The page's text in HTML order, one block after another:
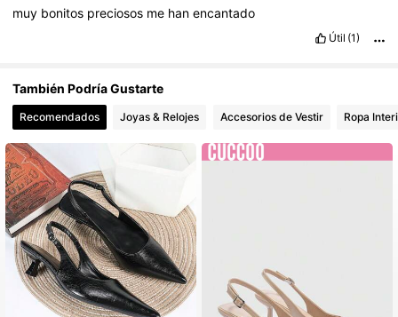
muy bonitos preciosos me hanencantado
Útil (1)
También Podría Gustarte
Recomendados Joyas & Relojes Accesorios de Vestir Ropa